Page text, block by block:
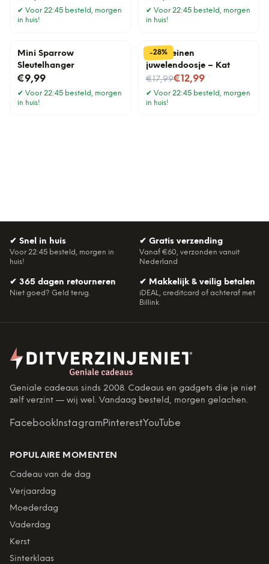
✔ Voor 22:45 besteld, morgen
in huis!
✔ Voor 22:45 besteld, morgen
in huis!
Mini Sparrow
Sleutelhanger
€9,99
✔ Voor 22:45 besteld, morgen
in huis!
-28%
Porseleinen
juwelendoosje – Kat
€17,99
Nu voor€12,99
✔ Voor 22:45 besteld, morgen
in huis!
✔ Snel in huis
Voor 22:45 besteld, morgen in
huis!
✔ Gratis verzending
Vanaf €60, verzonden vanuit
Nederland
✔ 365 dagen retourneren
Niet goed? Geld terug.
✔ Makkelijk & veilig betalen
iDEAL, creditcard of achteraf met
Billink
Geniale cadeaus sinds 2008. Cadeaus en gadgets die je niet
zelf verzint — wij wel. Vandaag besteld, morgen gelachen.
Facebook InstagramPinterestYouTube
POPULAIRE MOMENTEN
Cadeau van de dag
Verjaardag
Moederdag
Vaderdag
Kerst
Sinterklaas